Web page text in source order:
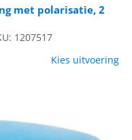
met polarisatie, 2
1207517
Kies uitvoering